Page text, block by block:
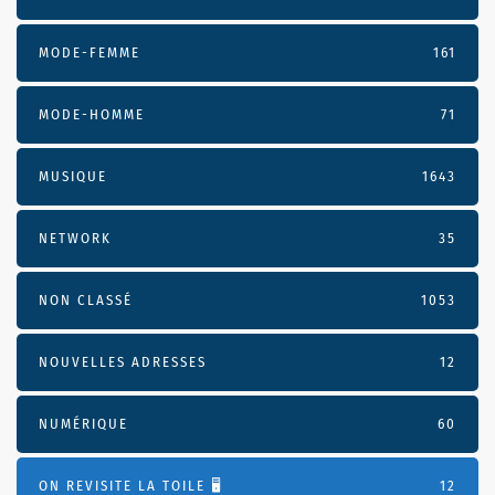
MODE-FEMME 161
MODE-HOMME 71
MUSIQUE 1643
NETWORK 35
NON CLASSÉ 1053
NOUVELLES ADRESSES 12
NUMÉRIQUE 60
ON REVISITE LA TOILE 🖥️ 12